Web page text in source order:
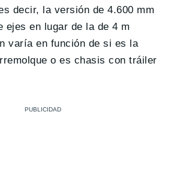
decir, la versión de 4.600 mm
ejes en lugar de la de 4 m
varía en función de si es la
o es chasis con tráiler